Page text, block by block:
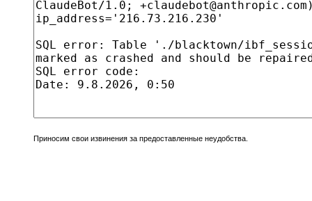
Приносим свои извинения за предоставленные неудобства.